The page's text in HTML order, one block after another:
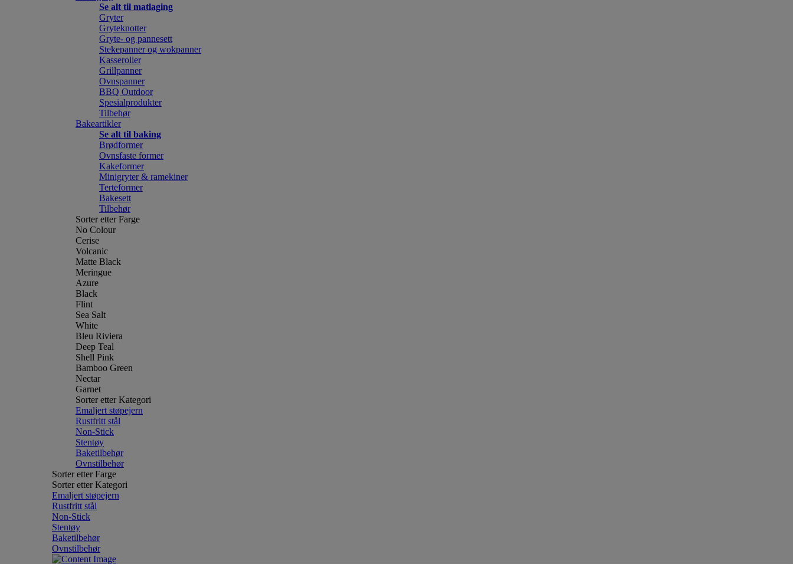
Se alt til matlaging
Gryter
Gryteknotter
Gryte- og pannesett
Stekepanner og wokpanner
Kasseroller
Grillpanner
Ovnspanner
BBQ Outdoor
Spesialprodukter
Tilbehør
Bakeartikler
Se alt til baking
Brødformer
Ovnsfaste former
Kakeformer
Minigryter & ramekiner
Terteformer
Bakesett
Tilbehør
Sorter etter Farge
No Colour
Cerise
Volcanic
Matte Black
Meringue
Azure
Black
Flint
Sea Salt
White
Bleu Riviera
Deep Teal
Shell Pink
Bamboo Green
Nectar
Garnet
Sorter etter Kategori
Emaljert støpejern
Rustfritt stål
Non-Stick
Stentøy
Baketilbehør
Ovnstilbehør
Sorter etter Farge
Sorter etter Kategori
Emaljert støpejern
Rustfritt stål
Non-Stick
Stentøy
Baketilbehør
Ovnstilbehør